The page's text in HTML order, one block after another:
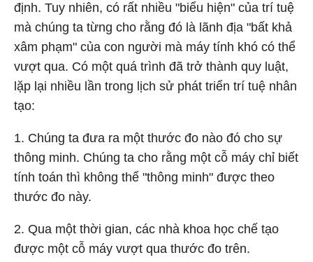
định. Tuy nhiên, có rất nhiều "biểu hiện" của trí tuệ
mà chúng ta từng cho rằng đó là lãnh địa "bất khả
xâm phạm" của con người mà máy tính khó có thể
vượt qua. Có một quá trình đã trở thành quy luật,
lặp lại nhiều lần trong lịch sử phát triển trí tuệ nhân
tạo:
1. Chúng ta đưa ra một thước đo nào đó cho sự
thông minh. Chúng ta cho rằng một cỗ máy chỉ biết
tính toán thì không thể "thông minh" được theo
thước đo này.
2. Qua một thời gian, các nhà khoa học chế tạo
được một cỗ máy vượt qua thước đo trên.